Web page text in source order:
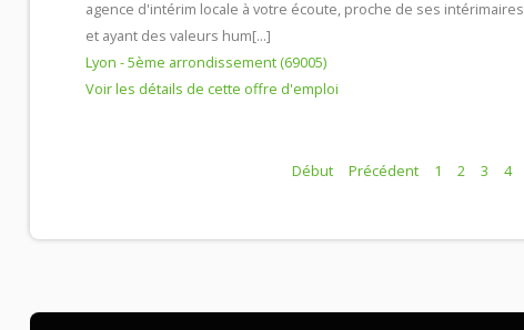
agence d'intérim locale à votre écoute, proche de ses intérimaires
et ayant des valeurs hum[...]
Lyon - 5ème arrondissement (69005)
Voir les détails de cette offre d'emploi
Début Précédent 1 2 3 4